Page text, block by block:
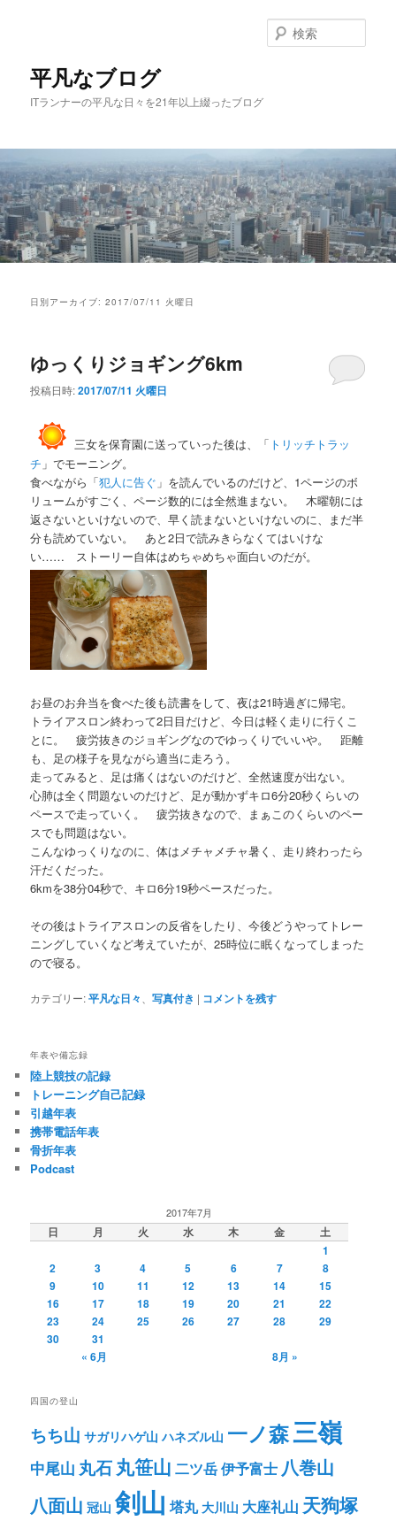
移
動
動
平凡なブログ
ITランナーの平凡な日々を21年以上綴ったブログ
索
日別アーカイブ:2017/07/11 火曜日
ゆっくりジョギング6km
投稿日時:2017/07/11 火曜日
三女を保育園に送っていった後は、「 トリッチトラッ
チ 」でモーニング。
食べながら「犯人に告ぐ 」を読んでいるのだけど、1ページのボ
リュームがすごく、ページ数的には全然進まない。 木曜朝には
返さないといけないので、早く読まないといけないのに、まだ半
分も読めていない。 あと2日で読みきらなくてはいけな
い…… ストーリー自体はめちゃめちゃ面白いのだが。
お昼のお弁当を食べた後も読書をして、夜は21時過ぎに帰宅。
トライアスロン終わって2日目だけど、今日は軽く走りに行くこ
とに。 疲労抜きのジョギングなのでゆっくりでいいや。 距離
も、足の様子を見ながら適当に走ろう。
走ってみると、足は痛くはないのだけど、全然速度が出ない。
心肺は全く問題ないのだけど、足が動かずキロ6分20秒くらいの
ペースで走っていく。 疲労抜きなので、まぁこのくらいのペー
スでも問題はない。
こんなゆっくりなのに、体はメチャメチャ暑く、走り終わったら
汗だくだった。
6kmを38分04秒で、キロ6分19秒ペースだった。
その後はトライアスロンの反省をしたり、今後どうやってトレー
ニングしていくなど考えていたが、25時位に眠くなってしまった
ので寝る。
カテゴリー:平凡な日々 、写真付き | コメントを残す
年表や備忘録
陸上競技の記録
トレーニング自己記録
引越年表
携帯電話年表
骨折年表
Podcast
2017年7月
日 月 火 水 木 金
土
1
2
3 4 5 6 7
8
9
10 11 12 13 14
15
16
17 18 19 20 21
22
23
24 25 26 27 28
29
30
31
« 6月
8月 »
四国の登山
ちち山 サガリハゲ山 ハネズル山 一ノ森三嶺
中尾山 丸石丸笹山 二ツ岳伊予富士 八巻山
八面山 冠山 剣山 塔丸 大川山 大座礼山 天狗塚